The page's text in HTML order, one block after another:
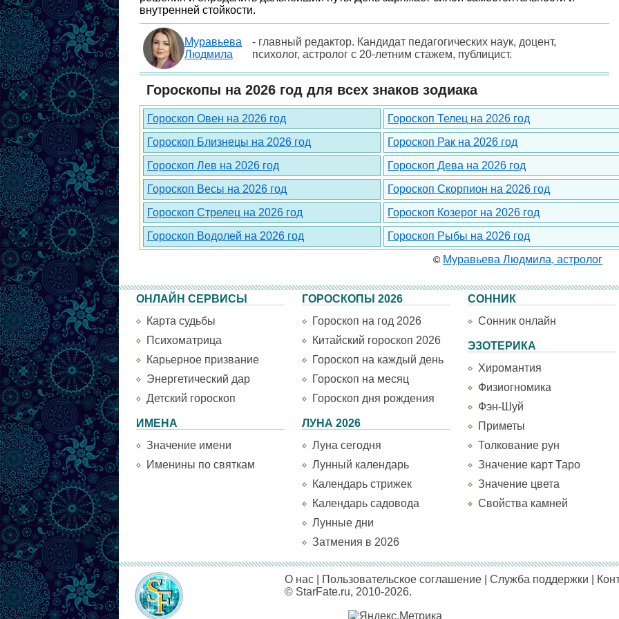
внутренней стойкости.
Муравьева
Людмила
- главный редактор. Кандидат педагогических наук, доцент,
психолог, астролог с 20-летним стажем, публицист.
Гороскопы на 2026 год для всех знаков зодиака
Гороскоп Овен на 2026 год
Гороскоп Телец на 2026 год
Гороскоп Близнецы на 2026 год
Гороскоп Рак на 2026 год
Гороскоп Лев на 2026 год
Гороскоп Дева на 2026 год
Гороскоп Весы на 2026 год
Гороскоп Скорпион на 2026 год
Гороскоп Стрелец на 2026 год
Гороскоп Козерог на 2026 год
Гороскоп Водолей на 2026 год
Гороскоп Рыбы на 2026 год
© Муравьева Людмила, астролог
ОНЛАЙН СЕРВИСЫ
Карта судьбы
Психоматрица
Карьерное призвание
Энергетический дар
Детский гороскоп
ИМЕНА
Значение имени
Именины по святкам
ГОРОСКОПЫ 2026
Гороскоп на год 2026
Китайский гороскоп 2026
Гороскоп на каждый день
Гороскоп на месяц
Гороскоп дня рождения
ЛУНА 2026
Луна сегодня
Лунный календарь
Календарь стрижек
Календарь садовода
Лунные дни
Затмения в 2026
СОННИК
Сонник онлайн
ЭЗОТЕРИКА
Хиромантия
Физиогномика
Фэн-Шуй
Приметы
Толкование рун
Значение карт Таро
Значение цвета
Свойства камней
О нас Пользовательское соглашение Служба поддержки
© StarFate.ru, 2010-2026.